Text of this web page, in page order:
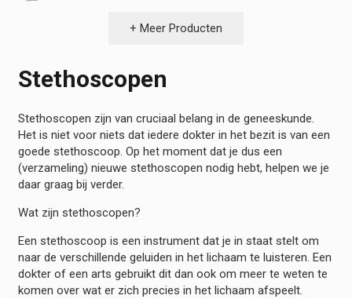
+ Meer Producten
Stethoscopen
Stethoscopen zijn van cruciaal belang in de geneeskunde.
Het is niet voor niets dat iedere dokter in het bezit is van een
goede stethoscoop. Op het moment dat je dus een
(verzameling) nieuwe stethoscopen nodig hebt, helpen we je
daar graag bij verder.
Wat zijn stethoscopen?
Een stethoscoop is een instrument dat je in staat stelt om
naar de verschillende geluiden in het lichaam te luisteren. Een
dokter of een arts gebruikt dit dan ook om meer te weten te
komen over wat er zich precies in het lichaam afspeelt.